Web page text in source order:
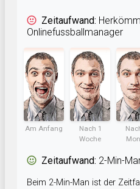
Zeitaufwand:
Onlinefussballmanager
Am Anfang
Nach 1
Woche
Zeitaufwand: 2-Min-
Beim 2-Min-Man ist der